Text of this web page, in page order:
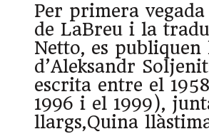
Per primera
de LaBreu i la
Netto, es
d’Aleksandr
escrita entre el
1996 i el 1999),
llargs,Quina